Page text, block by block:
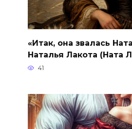
«Итак, она звалась
Наталья Лакота (Ната
41